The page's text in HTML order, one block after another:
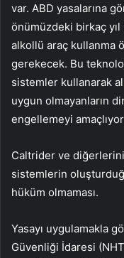
var. ABD yasalarına
önümüzdeki birkaç
alkollü araç kullanma
gerekecek. Bu
sistemler kullanarak
uygun olmayanların
engellemeyi
Caltrider ve
sistemlerin
hüküm olmaması.
Yasayı uygulamakla
Güvenliği İdaresi